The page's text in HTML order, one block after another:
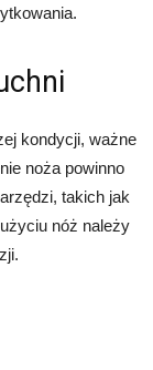
kondycji, ważne
noża powinno
takich jak
nóż należy